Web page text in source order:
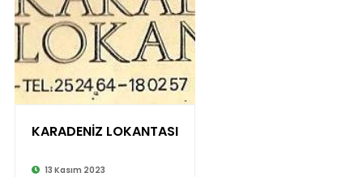
KARADENİZ LOKANTASI
13 Kasım 2023